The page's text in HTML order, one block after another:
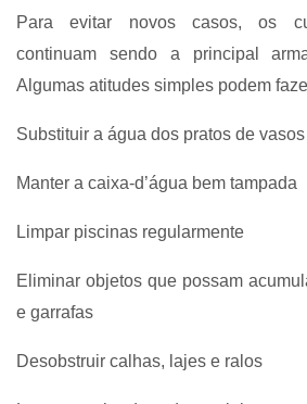
Para evitar novos casos, os
continuam sendo a principal
Algumas atitudes simples podem
Substituir a água dos pratos de
Manter a caixa-d’água bem tampada
Limpar piscinas regularmente
Eliminar objetos que possam
e garrafas
Desobstruir calhas, lajes e ralos